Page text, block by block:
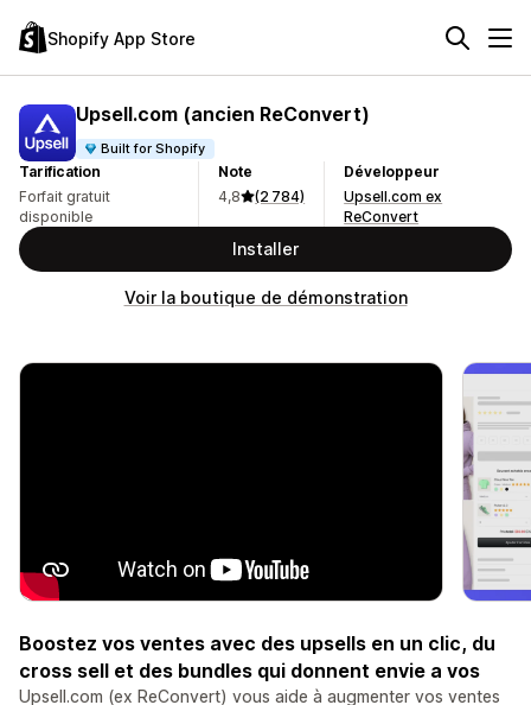
Shopify App Store
Upsell.com (ancien ReConvert)
Built for Shopify
Tarification
Forfait gratuit
disponible
Note
4,8
(2 784)
Développeur
Upsell.com ex
ReConvert
Installer
Voir la boutique de démonstration
Boostez vos ventes avec des upsells en un clic, du
cross sell et des bundles qui donnent envie a vos
Upsell.com (ex ReConvert) vous aide à augmenter vos ventes